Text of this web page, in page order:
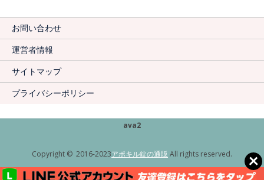
お問い合わせ
運営者情報
サイトマップ
プライバシーポリシー
ava2
Copyright © 2016-2023アポキル錠の通販 All rights reserved.